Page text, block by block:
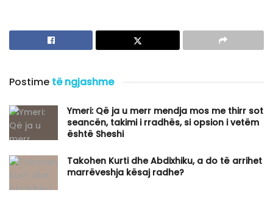
Postime të ngjashme
Ymeri: Që ja u merr mendja mos me thirr sot
seancën, takimi i rradhës, si opsion i vetëm
është Sheshi
Takohen Kurti dhe Abdixhiku, a do të arrihet
marrëveshja kësaj radhe?